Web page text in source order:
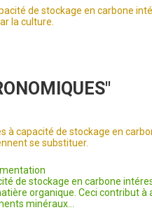
de stockage en carbone
la culture.
à capacité de stockage en
se substituer.
de stockage en carbone
organique. Ceci contribut
minéraux...